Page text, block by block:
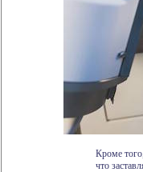
Кроме
что